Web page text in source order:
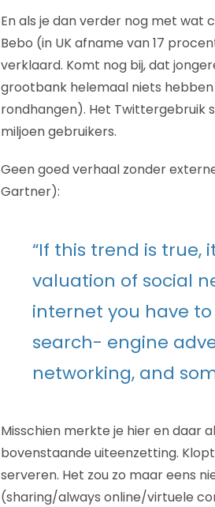
En als je dan verder nog met wat
Bebo (in UK afname van 17
verklaard. Komt nog bij, dat
grootbank helemaal niets
rondhangen). Het Twittergebruik
miljoen gebruikers.
Geen goed verhaal zonder
Gartner):
“If this trend is true,
valuation of social
internet you have
search- engine
networking, and
Misschien merkte je hier en daar
bovenstaande uiteenzetting.
serveren. Het zou zo maar eens
(sharing/always online/virtuele